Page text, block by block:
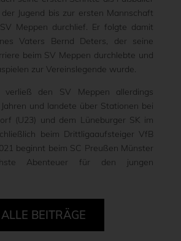
Jugend bis zur ersten Mannschaft
Meppen durchlief. Er folgte damit
Vaters Bernd Deters, der seine
beim SV Meppen durchlebte und
zur Vereinslegende wurde.
verließ den SV Meppen allerdings
Jahren und landete über Stationen bei
(U23) und dem Lüneburger SK im
beim Drittligaaufsteiger VfB
beginnt beim SC Preußen Münster
Abenteuer für den jungen
ALLE BEITRÄGE